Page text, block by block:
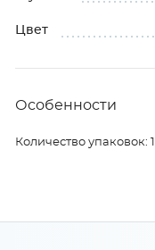
Цвет
Особенности
Количество упаковок: 1